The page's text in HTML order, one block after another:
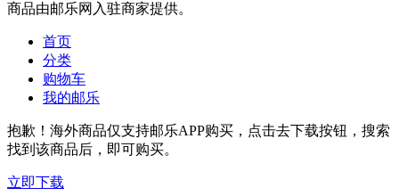
商品由邮乐网入驻商家提供。
首页
分类
购物车
我的邮乐
抱歉！海外商品仅支持邮乐APP购买，点击去下载按钮，搜索
找到该商品后，即可购买。
立即下载